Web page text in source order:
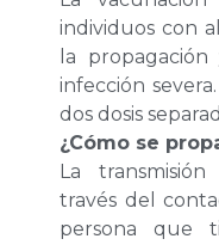
individuos con
la
infección
dos dosis
¿Cómo se
La
través del
persona que